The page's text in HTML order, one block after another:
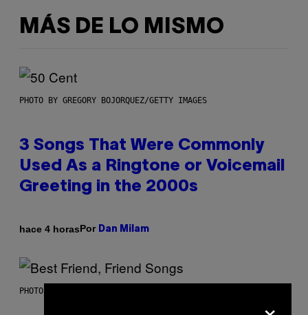
MÁS DE LO MISMO
PHOTO BY GREGORY BOJORQUEZ/GETTY IMAGES
3 Songs That Were Commonly
Used As a Ringtone or Voicemail
Greeting in the 2000s
hace 4 horasPor Dan Milam
PHOTO BY KEVIN WINTER/GETTY IMAGES FOR RADIO DISNEY